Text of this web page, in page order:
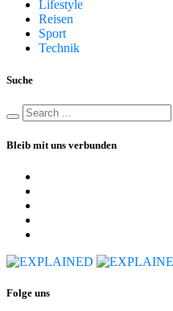
Lifestyle
Reisen
Sport
Technik
Suche
Bleib mit uns verbunden
Folge uns